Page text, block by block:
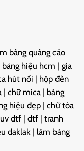
bảng quảng cáo
bảng hiệu hcm | gia
hút nổi | hộp đèn
| chữ mica | bảng
hiệu đẹp | chữ tòa
uv dtf | dtf | tranh
daklak | làm bảng